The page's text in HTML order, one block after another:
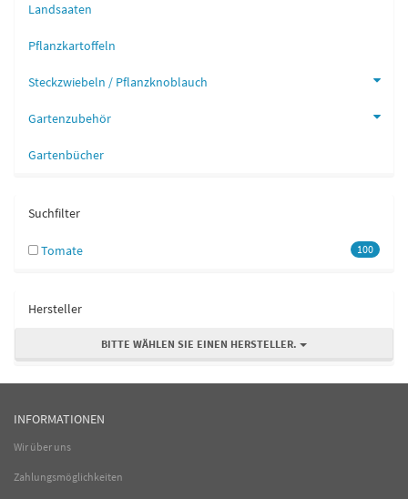
Landsaaten
Pflanzkartoffeln
Steckzwiebeln / Pflanzknoblauch
Gartenzubehör
Gartenbücher
Suchfilter
100
Tomate
Hersteller
BITTE WÄHLEN SIE EINEN HERSTELLER.
INFORMATIONEN
Wir über uns
Zahlungsmöglichkeiten